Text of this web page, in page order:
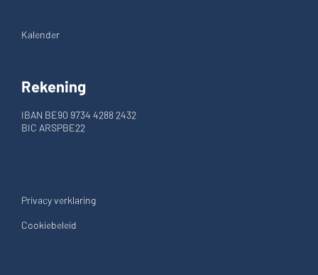
Kalender
Rekening
IBAN BE90 9734 4288 2432
BIC ARSPBE22
Privacy verklaring
Cookiebeleid